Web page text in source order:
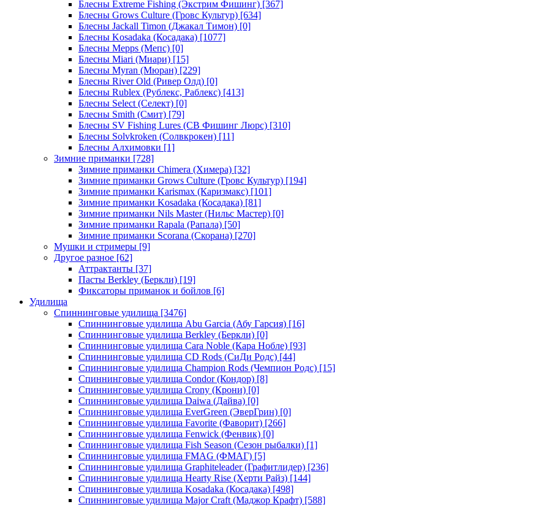
Блесны Extreme Fishing (Экстрим Фишинг) [367]
Блесны Grows Culture (Гровс Культур) [634]
Блесны Jackall Timon (Джакал Тимон) [0]
Блесны Kosadaka (Косадака) [1077]
Блесны Mepps (Мепс) [0]
Блесны Miari (Миари) [15]
Блесны Myran (Мюран) [229]
Блесны River Old (Ривер Олд) [0]
Блесны Rublex (Рублекс, Раблекс) [413]
Блесны Select (Селект) [0]
Блесны Smith (Смит) [79]
Блесны SV Fishing Lures (СВ Фишинг Люрс) [310]
Блесны Solvkroken (Солвкрокен) [11]
Блесны Алхимовки [1]
Зимние приманки [728]
Зимние приманки Chimera (Химера) [32]
Зимние приманки Grows Culture (Гровс Культур) [194]
Зимние приманки Karismax (Каризмакс) [101]
Зимние приманки Kosadaka (Косадака) [81]
Зимние приманки Nils Master (Нильс Мастер) [0]
Зимние приманки Rapala (Рапала) [50]
Зимние приманки Scorana (Скорана) [270]
Мушки и стримеры [9]
Другое разное [62]
Аттрактанты [37]
Пасты Berkley (Беркли) [19]
Фиксаторы приманок и бойлов [6]
Удилища
Спиннинговые удилища [3476]
Спиннинговые удилища Abu Garcia (Абу Гарсия) [16]
Спиннинговые удилища Berkley (Беркли) [0]
Спиннинговые удилища Cara Noble (Кара Нобле) [93]
Спиннинговые удилища CD Rods (СиДи Родс) [44]
Спиннинговые удилища Champion Rods (Чемпион Родс) [15]
Спиннинговые удилища Condor (Кондор) [8]
Спиннинговые удилища Crony (Крони) [0]
Спиннинговые удилища Daiwa (Дайва) [0]
Спиннинговые удилища EverGreen (ЭверГрин) [0]
Спиннинговые удилища Favorite (Фаворит) [266]
Спиннинговые удилища Fenwick (Фенвик) [0]
Спиннинговые удилища Fish Season (Сезон рыбалки) [1]
Спиннинговые удилища FMAG (ФМАГ) [5]
Спиннинговые удилища Graphiteleader (Графитлидер) [236]
Спиннинговые удилища Hearty Rise (Херти Райз) [144]
Спиннинговые удилища Kosadaka (Косадака) [498]
Спиннинговые удилища Major Craft (Маджор Крафт) [588]